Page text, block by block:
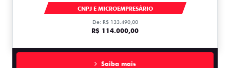
CNPJ E MICROEMPRESÁRIO
De: R$ 133.490,00
R$ 114.000,00
Saiba mais